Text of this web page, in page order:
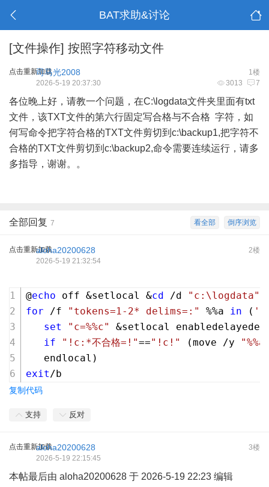
BAT求助&讨论
[文件操作] 按照字符移动文件
点击重新加载 1楼
司马光2008
3013 7
2026-5-19 20:37:30
各位晚上好，请教一个问题，在C:\logdata文件夹里面有txt
文件，该TXT文件的第六行固定写合格与不合格 字符，如
何写命令把字符合格的TXT文件剪切到c:\backup1,把字符不
合格的TXT文件剪切到c:\backup2,命令需要连续运行，请多
多指导，谢谢。。
倒序浏览
看全部
全部回复 7
点击重新加载 2楼
aloha20200628
2026-5-19 21:32:54
@echo off &setlocal &cd /d
"c:\logdata"
for /f "tokens=1-2* delims=:" %%a in (
set
"c=%%c"
&setlocal
if
"!c:*不合格=!"=="!c!" (move /y
   endlocal)
exit/b
复制代码
支持 反对
点击重新加载 3楼
aloha20200628
2026-5-19 22:15:45
本帖最后由 aloha20200628 于 2026-5-19 22:23 编辑